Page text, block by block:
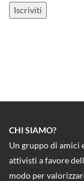
CHI SIAMO?
Un gruppo di amici
attivisti a favore
modo per